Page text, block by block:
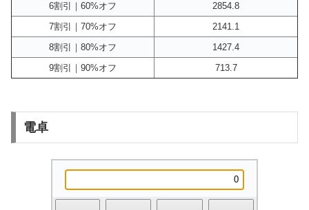
6割引｜60%オフ
2854.8
7割引｜70%オフ
2141.1
8割引｜80%オフ
1427.4
9割引｜90%オフ
713.7
電卓